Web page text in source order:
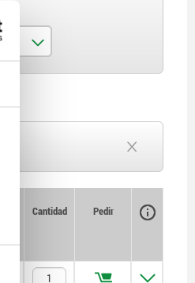
Cantidad Pedir